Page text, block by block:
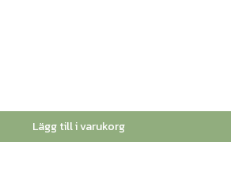
Lägg till i varukorg